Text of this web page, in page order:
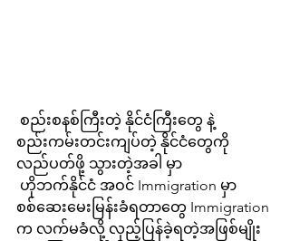
စည်းကမ်းတင်းကျပ်တဲ့ နိုင်ငံတွေကို
လည်ပတ်ဖို့ သွားတဲ့အခါ မှာ
စစ်ဆေးမေးမြန်းခံရတာတွေ Immigration
က လက်မခံလို့ လှည့်ပြန်ခဲ့ရတဲ့အဖြစ်မျိုး